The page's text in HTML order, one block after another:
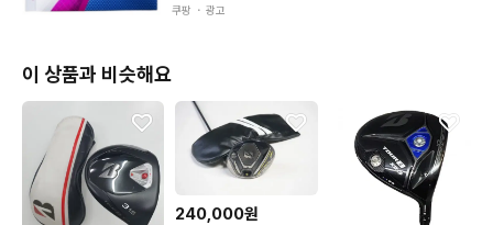
쿠팡 ・ 광고
이 상품과 비슷해요
240,000원